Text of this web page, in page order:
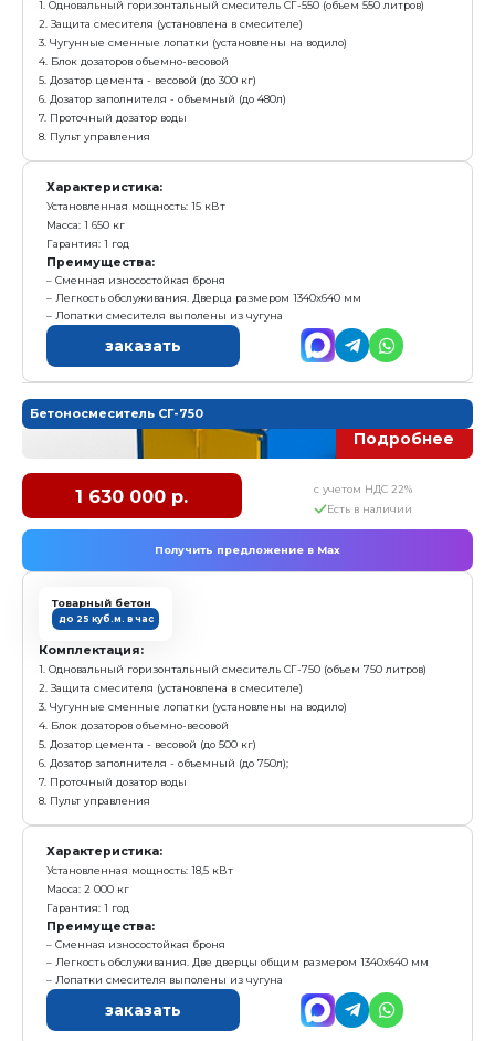
Бетоносмеситель СГ-350
616 000 р.
Товарный бетон
до 10 куб.м. в час
Комплектация:
1. Одновальный горизонтальный смеситель СГ-350
2. Защита смесителя (установлена в смесителе)
3. Чугунные сменные лопатки (установлены на
4. Блок дозаторов объемный (дозатор цемента -
6. Пульт управления
Характеристика:
Установленная мощность: 7,5 кВт
Масса: 1 060 кг
Гарантия: 1 год
Преимущества:
Сменная износостойкая броня
Легкость обслуживания. Дверца общим размером
Лопатки смесителя выполены из чугуна
заказать
Бетоносмеситель СГ-550